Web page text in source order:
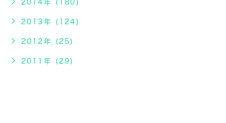
2014年 (180)
2013年 (124)
2012年 (25)
2011年 (29)